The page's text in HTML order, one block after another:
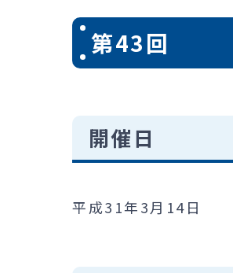
第43回
開催日
平成31年3月14日